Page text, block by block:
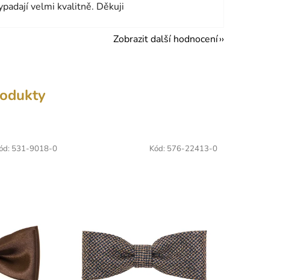
velmi kvalitně. Děkuji
Zobrazit další hodnocení
531-9018-0 Kód: 576-22413-0